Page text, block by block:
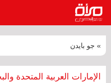
» جو بايدن
الإمارات العربية المتحدة